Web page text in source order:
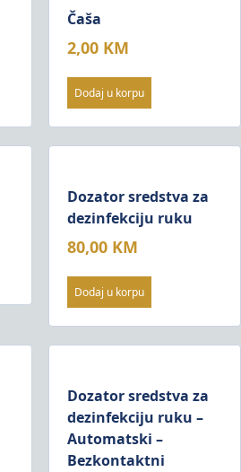
Čaša
2,00 KM
Dodaj u korpu
Dozator sredstva za
dezinfekciju ruku
80,00 KM
Dodaj u korpu
Dozator sredstva za
dezinfekciju ruku –
Automatski –
Bezkontaktni